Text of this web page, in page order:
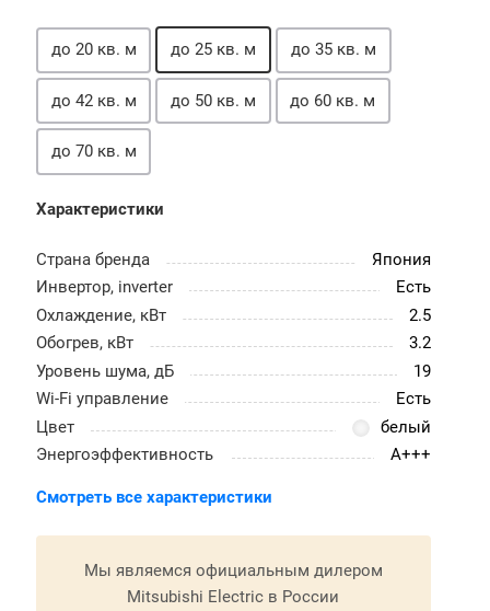
до 20 кв. м до 25 кв. м до 35 кв. м
до 42 кв. м до 50 кв. м до 60 кв. м
до 70 кв. м
Характеристики
Страна бренда
Япония
Инвертор, inverter
Есть
Охлаждение, кВт
2.5
Обогрев, кВт
3.2
Уровень шума, дБ
19
Wi-Fi управление
Есть
Цвет
белый
Энергоэффективность
A+++
Смотреть все характеристики
Мы являемся официальным дилером
Mitsubishi Electric в России